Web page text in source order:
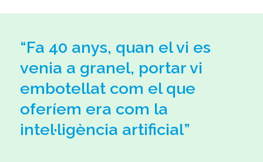
“Fa 40 anys, quan el vi es
venia a granel, portar vi
embotellat com el que
oferíem era com la
intel·ligència artificial”